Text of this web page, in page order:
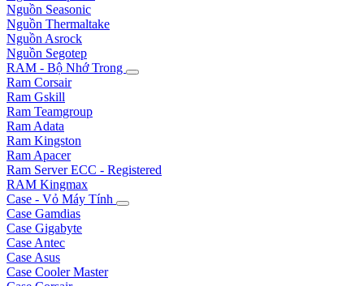
Nguồn Seasonic
Nguồn Thermaltake
Nguồn Asrock
Nguồn Segotep
RAM - Bộ Nhớ Trong
Ram Corsair
Ram Gskill
Ram Teamgroup
Ram Adata
Ram Kingston
Ram Apacer
Ram Server ECC - Registered
RAM Kingmax
Case - Vỏ Máy Tính
Case Gamdias
Case Gigabyte
Case Antec
Case Asus
Case Cooler Master